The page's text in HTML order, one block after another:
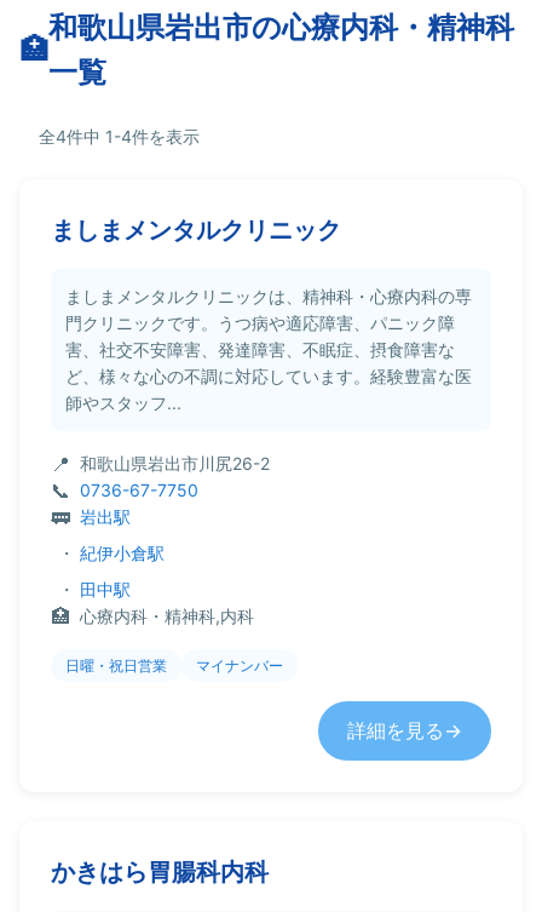
和歌山県岩出市の心療内科・精神科
一覧
全4件中 1-4件を表示
ましまメンタルクリニック
ましまメンタルクリニックは、精神科・心療内科の専
門クリニックです。うつ病や適応障害、パニック障
害、社交不安障害、発達障害、不眠症、摂食障害な
ど、様々な心の不調に対応しています。経験豊富な医
師やスタッフ...
和歌山県岩出市川尻26-2
0736-67-7750
岩出駅
・ 紀伊小倉駅
・ 田中駅
心療内科・精神科,内科
日曜・祝日営業 マイナンバー
詳細を見る
かきはら胃腸科内科